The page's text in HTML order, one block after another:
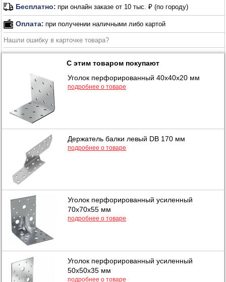
Бесплатно: при онлайн заказе от 10 тыс. ₽ (по городу)
Оплата: при получении наличными либо картой
Нашли ошибку в карточке товара?
С этим товаром покупают
Уголок перфорированный 40х40х20 мм
подробнее о товаре
Держатель балки левый DB 170 мм
подробнее о товаре
Уголок перфорированный усиленный
70х70х55 мм
подробнее о товаре
Уголок перфорированный усиленный
50х50х35 мм
подробнее о товаре